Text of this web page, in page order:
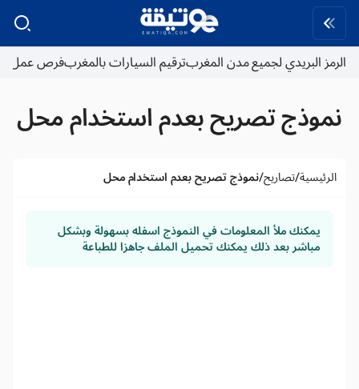
لجميع مدن المغربترقيم السيارات بالمغربفرص عمل
تصريح بعدم استخدام محل
تصاريح/نموذج تصريح بعدم استخدام محل
ملأ المعلومات في النموذج اسفله بسهولة وبشكل
بعد ذلك يمكنك تحميل الملف جاهزا للطباعة